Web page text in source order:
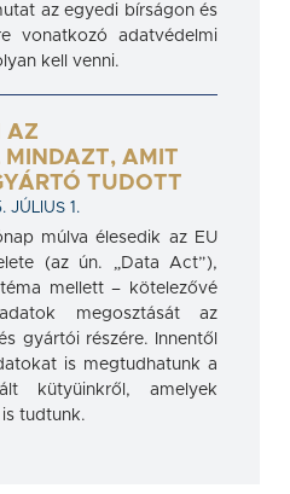
az egyedi bírságon és
vonatkozó adatvédelmi
kell venni.
AZ
MINDAZT, AMIT
TUDOTT
JÚLIUS 1.
múlva élesedik az EU
(az ún. „Data Act”),
mellett – kötelezővé
megosztását az
gyártói részére. Innentől
is megtudhatunk a
kütyüinkről, amelyek
tudtunk.